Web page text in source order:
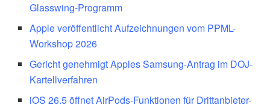
Glasswing-Programm
Apple veröffentlicht Aufzeichnungen vom PPML-
Workshop 2026
Gericht genehmigt Apples Samsung-Antrag im DOJ-
Kartellverfahren
iOS 26.5 öffnet AirPods-Funktionen für Drittanbieter-